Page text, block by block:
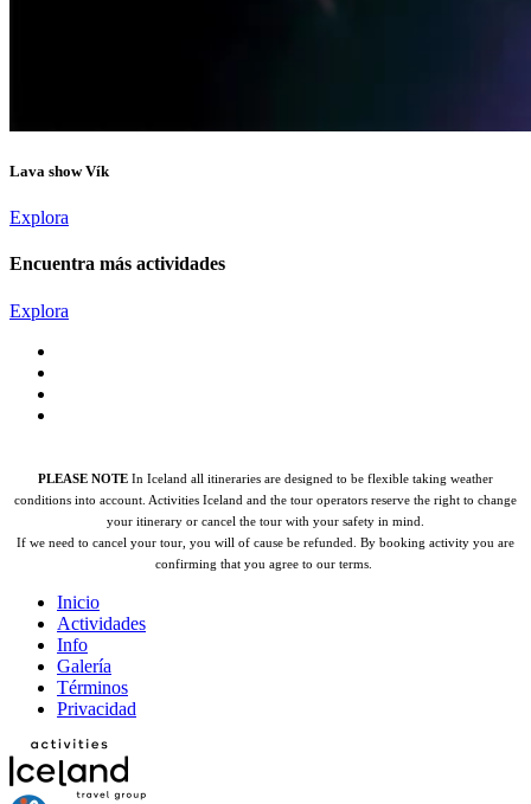
Lava show Vík
Explora
Encuentra más actividades
Explora
PLEASE NOTE In Iceland all itineraries are designed to be flexible taking weather
conditions into account. Activities Iceland and the tour operators reserve the right to change
your itinerary or cancel the tour with your safety in mind.
If we need to cancel your tour, you will of cause be refunded.
By booking activity you are
confirming that you agree to our terms.
Inicio
Actividades
Info
Galería
Términos
Privacidad